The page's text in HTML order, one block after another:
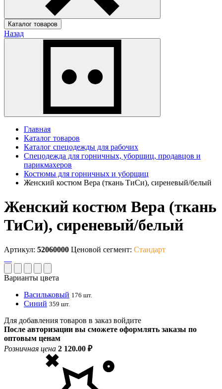
Каталог товаров
Назад
Главная
Каталог товаров
Каталог спецодежды для рабочих
Спецодежда для горничных, уборщиц, продавцов и
парикмахеров
Костюмы для горничных и уборщиц
Женский костюм Вера (ткань ТиСи), сиреневый/белый
Женский костюм Вера (ткань
ТиСи), сиреневый/белый
Артикул: 52060000 Ценовой сегмент: Стандарт
Варианты цвета
Васильковый 176 шт.
Синий 359 шт.
Для добавления товаров в заказ войдите
После авторизации вы сможете оформлять заказы по
оптовым ценам
Розничная цена 2 120.00 ₽